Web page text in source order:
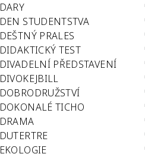
DARY
DEN STUDENTSTVA
DEŠTNÝ PRALES
DIDAKTICKÝ TEST
DIVADELNÍ PŘEDSTAVENÍ
DIVOKEJBILL
DOBRODRUŽSTVÍ
DOKONALÉ TICHO
DRAMA
DUTERTRE
EKOLOGIE